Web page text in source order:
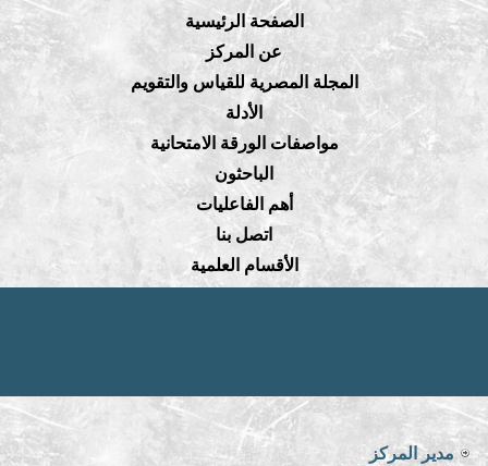
الصفحة الرئيسية
عن المركز
المجلة المصرية للقياس والتقويم
الأدلة
مواصفات الورقة الامتحانية
الباحثون
أهم الفاعليات
اتصل بنا
الأقسام العلمية
مدير المركز